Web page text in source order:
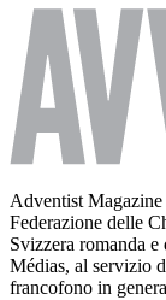
Adventist
Federazione delle
Svizzera romanda
Médias, al servizio
francofono in